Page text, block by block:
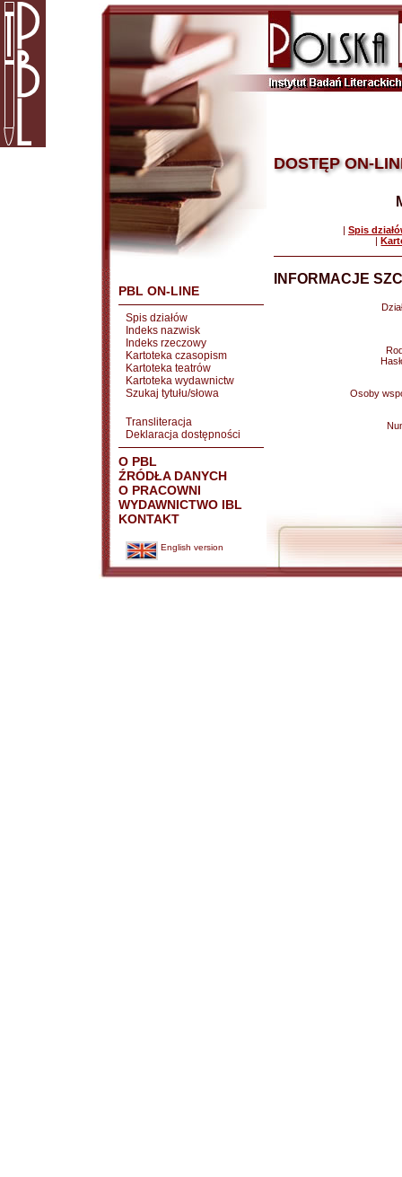
PBL ON-LINE
Spis działów
Indeks nazwisk
Indeks rzeczowy
Kartoteka czasopism
Kartoteka teatrów
Kartoteka wydawnictw
Szukaj tytułu/słowa
Transliteracja
Deklaracja dostępności
O PBL
ŹRÓDŁA DANYCH
O PRACOWNI
WYDAWNICTWO IBL
KONTAKT
English version
DOSTĘP ON-
| Spis
|
INFORMACJE
Osoby